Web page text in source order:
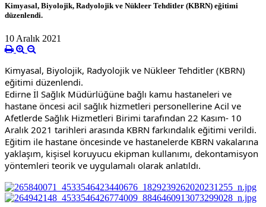
Kimyasal, Biyolojik, Radyolojik ve Nükleer Tehditler (KBRN) eğitimi
düzenlendi.
10 Aralık 2021
Kimyasal, Biyolojik, Radyolojik ve Nükleer Tehditler (KBRN)
eğitimi düzenlendi.
Edirne İl Sağlık Müdürlüğüne bağlı kamu hastaneleri ve
hastane öncesi acil sağlık hizmetleri personellerine Acil ve
Afetlerde Sağlık Hizmetleri Birimi tarafından 22 Kasım- 10
Aralık 2021 tarihleri arasında KBRN farkındalık eğitimi verildi.
Eğitim ile hastane öncesinde ve hastanelerde KBRN vakalarına
yaklaşım, kişisel koruyucu ekipman kullanımı, dekontamisyon
yöntemleri teorik ve uygulamalı olarak anlatıldı.